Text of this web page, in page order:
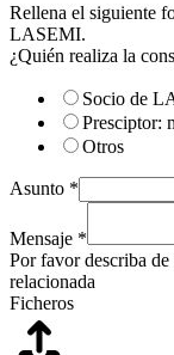
Rellena el siguiente
LASEMI.
¿Quién realiza la
Socio de
Presciptor:
Otros
Asunto *
Mensaje *
Por favor describa
relacionada
Ficheros